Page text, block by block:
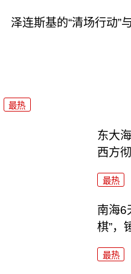
泽连斯基的“清场行动”
最热
东大
西方
最热
南海6
棋”，
最热